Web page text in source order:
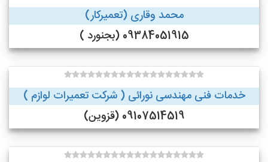
محمد وقاری (تعمیرکار)
09384051915 (بجنورد )
خدمات فنی مهندسی نورائی ( شرکت تعمیرات لوازم )
09107514519 (قزوین)